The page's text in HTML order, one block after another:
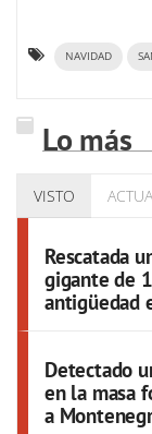
NAVIDAD
Lo más
VISTO
Rescatada
gigante de
antigüedad
Detectado
en la masa
a